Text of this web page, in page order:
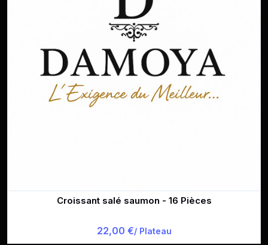
Croissant salé saumon - 16 Pièces
22,00 €/ Plateau